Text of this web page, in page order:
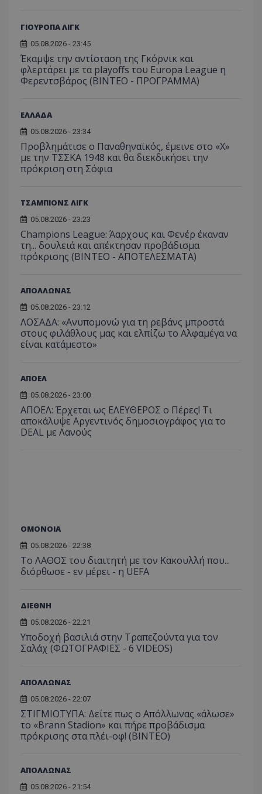
ΓΙΟΥΡΟΠΑ ΛΙΓΚ
05.08.2026 - 23:45
Έκαμψε την αντίσταση της Γκόρνικ και
φλερτάρει με τα playoffs του Europa League η
Φερεντσβάρος (ΒΙΝΤΕΟ - ΠΡΟΓΡΑΜΜΑ)
ΕΛΛΑΔΑ
05.08.2026 - 23:34
Προβλημάτισε ο Παναθηναϊκός, έμεινε στο «Χ»
με την ΤΣΣΚΑ 1948 και θα διεκδικήσει την
πρόκριση στη Σόφια
ΤΣΑΜΠΙΟΝΣ ΛΙΓΚ
05.08.2026 - 23:23
Champions League: Άαρχους και Φενέρ έκαναν
τη... δουλειά και απέκτησαν προβάδισμα
πρόκρισης (ΒΙΝΤΕΟ - ΑΠΟΤΕΛΕΣΜΑΤΑ)
ΑΠΟΛΛΩΝΑΣ
05.08.2026 - 23:12
ΛΟΣΑΔΑ: «Ανυπομονώ για τη ρεβάνς μπροστά
στους φιλάθλους μας και ελπίζω το Αλφαμέγα να
είναι κατάμεστο»
ΑΠΟΕΛ
05.08.2026 - 23:00
ΑΠΟΕΛ: Έρχεται ως ΕΛΕΥΘΕΡΟΣ ο Πέρες! Τι
αποκάλυψε Αργεντινός δημοσιογράφος για το
DEAL με Λανούς
ΟΜΟΝΟΙΑ
05.08.2026 - 22:38
Το ΛΑΘΟΣ του διαιτητή με τον Κακουλλή που...
διόρθωσε - εν μέρει - η UEFA
ΔΙΕΘΝΗ
05.08.2026 - 22:21
Υποδοχή βασιλιά στην Τραπεζούντα για τον
Σαλάχ (ΦΩΤΟΓΡΑΦΙΕΣ - 6 VIDEOS)
ΑΠΟΛΛΩΝΑΣ
05.08.2026 - 22:07
ΣΤΙΓΜΙΟΤΥΠΑ: Δείτε πως ο Απόλλωνας «άλωσε»
το «Brann Stadion» και πήρε προβάδισμα
πρόκρισης στα πλέι-οφ! (ΒΙΝΤΕΟ)
ΑΠΟΛΛΩΝΑΣ
05.08.2026 - 21:54